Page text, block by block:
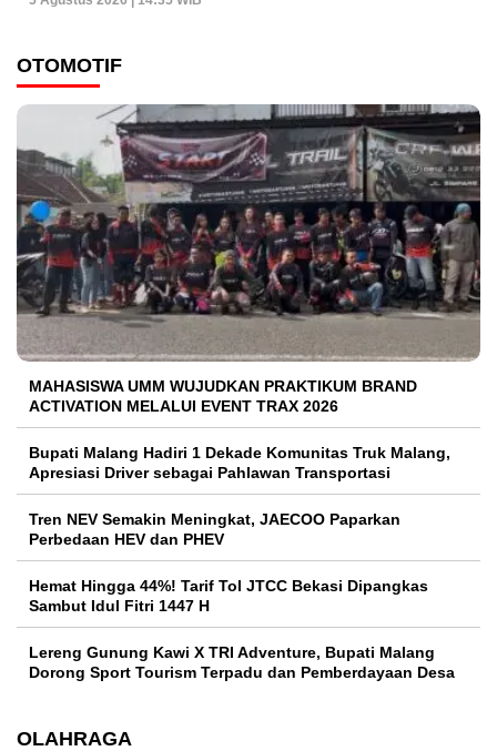
OTOMOTIF
MAHASISWA UMM WUJUDKAN PRAKTIKUM BRAND
ACTIVATION MELALUI EVENT TRAX 2026
Bupati Malang Hadiri 1 Dekade Komunitas Truk Malang,
Apresiasi Driver sebagai Pahlawan Transportasi
Tren NEV Semakin Meningkat, JAECOO Paparkan
Perbedaan HEV dan PHEV
Hemat Hingga 44%! Tarif Tol JTCC Bekasi Dipangkas
Sambut Idul Fitri 1447 H
Lereng Gunung Kawi X TRI Adventure, Bupati Malang
Dorong Sport Tourism Terpadu dan Pemberdayaan Desa
OLAHRAGA